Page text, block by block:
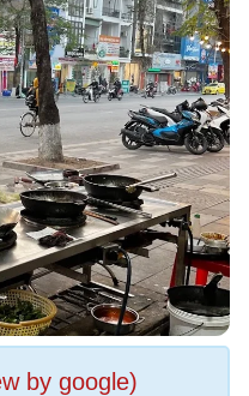
by google)